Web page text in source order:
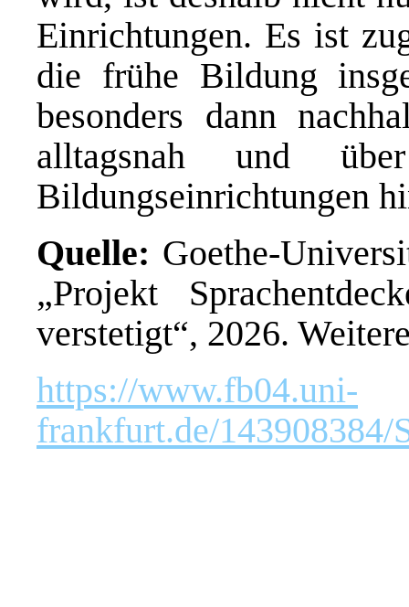
Einrichtungen. Es ist
die frühe Bildung
besonders dann
alltagsnah und
Bildungseinrichtungen
Quelle: Goethe-
„Projekt
verstetigt“, 2026.
https://www.fb04.uni-
frankfurt.de/143908384/